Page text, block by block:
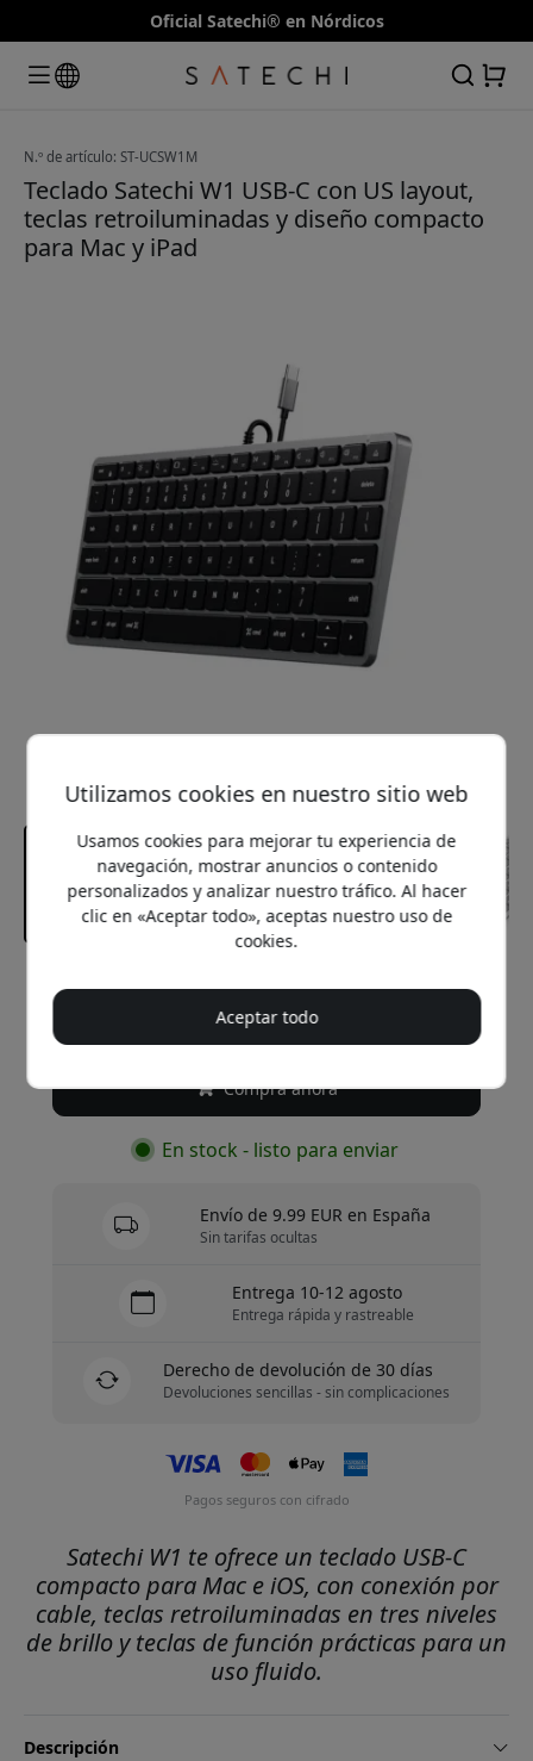
Oficial Satechi® en Nórdicos
N.º de artículo: ST-UCSW1M
Teclado Satechi W1 USB-C con US layout,
teclas retroiluminadas y diseño compacto
para Mac y iPad
Precio recomendado
69.99 EUR
Compra ahora
En stock - listo para enviar
Envío de 9.99 EUR en España
Sin tarifas ocultas
Entrega 10-12 agosto
Entrega rápida y rastreable
Derecho de devolución de 30 días
Devoluciones sencillas - sin complicaciones
Pagos seguros con cifrado
Satechi W1 te ofrece un teclado USB-C
compacto para Mac e iOS, con conexión por
cable, teclas retroiluminadas en tres niveles
de brillo y teclas de función prácticas para un
uso fluido.
Descripción
Utilizamos cookies en nuestro sitio web
Usamos cookies para mejorar tu experiencia de
navegación, mostrar anuncios o contenido
personalizados y analizar nuestro tráfico. Al hacer
clic en «Aceptar todo», aceptas nuestro uso de
cookies.
Aceptar todo